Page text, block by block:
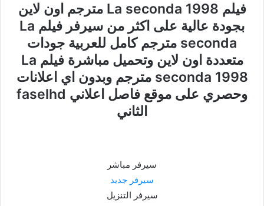
فيلم La seconda 1998 مترجم اون لاين
بجودة عالية على اكثر من سيرفر فيلم La
seconda مترجم كامل للعربية جودات
متعددة اون لاين وتحميل مباشرة فيلم La
seconda 1998 مترجم وبدون اي اعلانات
وحصري على موقع فاصل اعلاني faselhd
الثاني
سيرفر مباشر
سيرفر جديد
سيرفر التنزيل